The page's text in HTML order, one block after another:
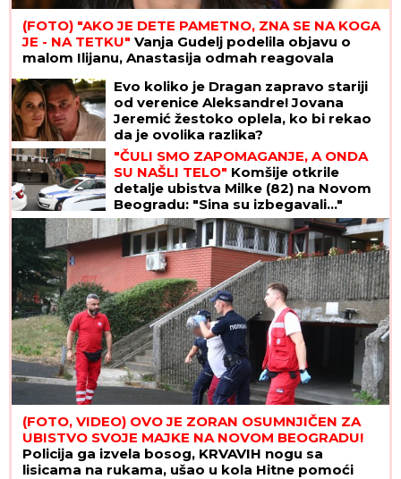
(FOTO) "AKO JE DETE PAMETNO, ZNA SE NA KOGA
JE - NA TETKU" Vanja Gudelj podelila objavu o
malom Ilijanu, Anastasija odmah reagovala
Evo koliko je Dragan zapravo stariji
od verenice Aleksandre! Jovana
Jeremić žestoko oplela, ko bi rekao
da je ovolika razlika?
"ČULI SMO ZAPOMAGANJE, A ONDA
SU NAŠLI TELO" Komšije otkrile
detalje ubistva Milke (82) na Novom
Beogradu: "Sina su izbegavali..."
(FOTO, VIDEO) OVO JE ZORAN OSUMNJIČEN ZA
UBISTVO SVOJE MAJKE NA NOVOM BEOGRADU!
Policija ga izvela bosog, KRVAVIH nogu sa
lisicama na rukama, ušao u kola Hitne pomoći